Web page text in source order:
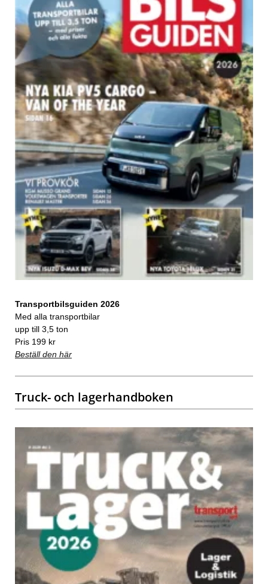
Transportbilsguiden 2026
Med alla transportbilar
upp till 3,5 ton
Pris 199 kr
Beställ den här
Truck- och lagerhandboken